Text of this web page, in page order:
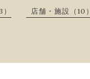
店舗・施設（10）